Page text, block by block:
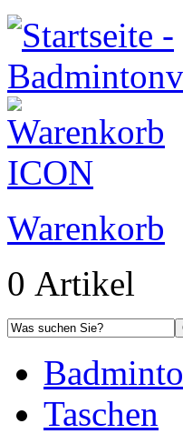
Warenkorb
0 Artikel
Taschen